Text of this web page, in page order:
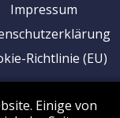
Impressum
Richtlinie (EU)
Einige von